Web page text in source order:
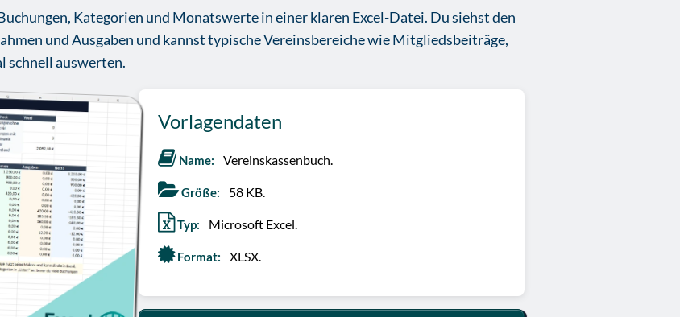
Kategorien und Monatswerte in einer klaren Excel-Datei. Du siehst den
und Ausgaben und kannst typische Vereinsbereiche wie Mitgliedsbeiträge,
schnell auswerten.
Vorlagendaten
Name: Vereinskassenbuch.
Größe: 58 KB.
Typ: Microsoft Excel.
Format: XLSX.